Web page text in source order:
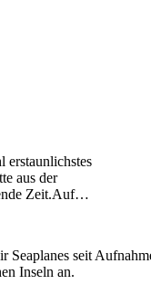
erstaunlichstes
aus der
Zeit.Auf…
seit
Inseln an.